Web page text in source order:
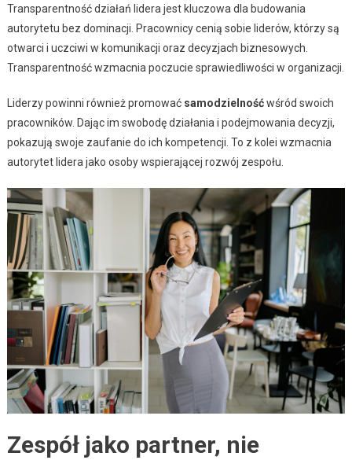
Transparentność działań lidera jest kluczowa dla budowania
autorytetu bez dominacji. Pracownicy cenią sobie liderów, którzy są
otwarci i uczciwi w komunikacji oraz decyzjach biznesowych.
Transparentność wzmacnia poczucie sprawiedliwości w organizacji.
Liderzy powinni również promować samodzielnośćwśród swoich
pracowników. Dając im swobodę działania i podejmowania decyzji,
pokazują swoje zaufanie do ich kompetencji. To z kolei wzmacnia
autorytet lidera jako osoby wspierającej rozwój zespołu.
Zespół jako partner, nie